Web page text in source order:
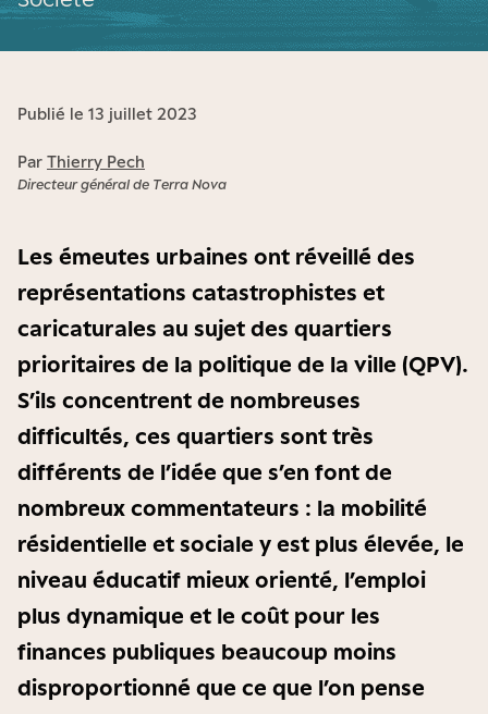
Publié le 13 juillet 2023
Par Thierry Pech
Directeur général de Terra Nova
Les émeutes urbaines ont réveillé des
représentations catastrophistes et
caricaturales au sujet des quartiers
prioritaires de la politique de la ville (QPV).
S’ils concentrent de nombreuses
difficultés, ces quartiers sont très
différents de l’idée que s’en font de
nombreux commentateurs : la mobilité
résidentielle et sociale y est plus élevée, le
niveau éducatif mieux orienté, l’emploi
plus dynamique et le coût pour les
finances publiques beaucoup moins
disproportionné que ce que l’on pense